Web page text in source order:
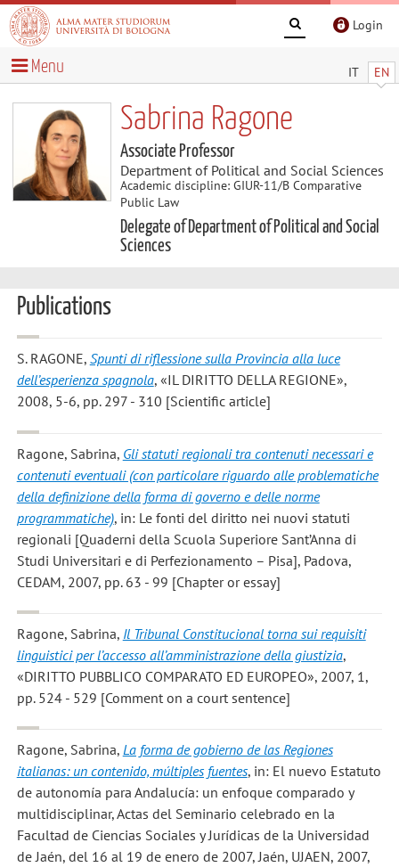
Login
IT EN
Menu
Sabrina Ragone
Associate Professor
Department of Political and Social Sciences
Academic discipline: GIUR-11/B Comparative
Public Law
Delegate of Department of Political and Social
Sciences
Publications
S. RAGONE, Spunti di riflessione sulla Provincia alla luce
dell’esperienza spagnola, «IL DIRITTO DELLA REGIONE»,
2008, 5-6, pp. 297 - 310 [Scientific article]
Ragone, Sabrina, Gli statuti regionali tra contenuti necessari e
contenuti eventuali (con particolare riguardo alle problematiche
della definizione della forma di governo e delle norme
programmatiche), in: Le fonti del diritto nei nuovi statuti
regionali [Quaderni della Scuola Superiore Sant’Anna di
Studi Universitari e di Perfezionamento – Pisa], Padova,
CEDAM, 2007, pp. 63 - 99 [Chapter or essay]
Ragone, Sabrina, Il Tribunal Constitucional torna sui requisiti
linguistici per l’accesso all’amministrazione della giustizia,
«DIRITTO PUBBLICO COMPARATO ED EUROPEO», 2007, 1,
pp. 524 - 529 [Comment on a court sentence]
Ragone, Sabrina, La forma de gobierno de las Regiones
italianas: un contenido, múltiples fuentes, in: El nuevo Estatuto
de autonomía para Andalucía: un enfoque comparado y
multidisciplinar, Actas del Seminario celebrado en la
Facultad de Ciencias Sociales y Jurídicas de la Universidad
de Jaén, del 16 al 19 de enero de 2007, Jaén, UJAEN, 2007,